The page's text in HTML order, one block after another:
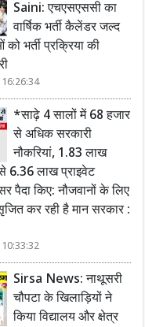
Saini: एचएसएससी का
वार्षिक भर्ती कैलेंडर जल्द
को भर्ती प्रक्रिया की
*साढ़े 4 सालों में 68 हजार
से अधिक सरकारी
नौकरियां, 1.83 लाख
6.36 लाख प्राइवेट
पैदा किए: नौजवानों के लिए
कर रही है मान सरकार :
Sirsa News: नाथूसरी
चौपटा के खिलाड़ियों ने
किया विद्यालय और क्षेत्र